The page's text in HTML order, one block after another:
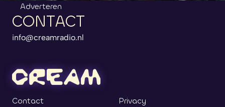
Adverteren
CONTACT
info@creamradio.nl
Contact
Privacy